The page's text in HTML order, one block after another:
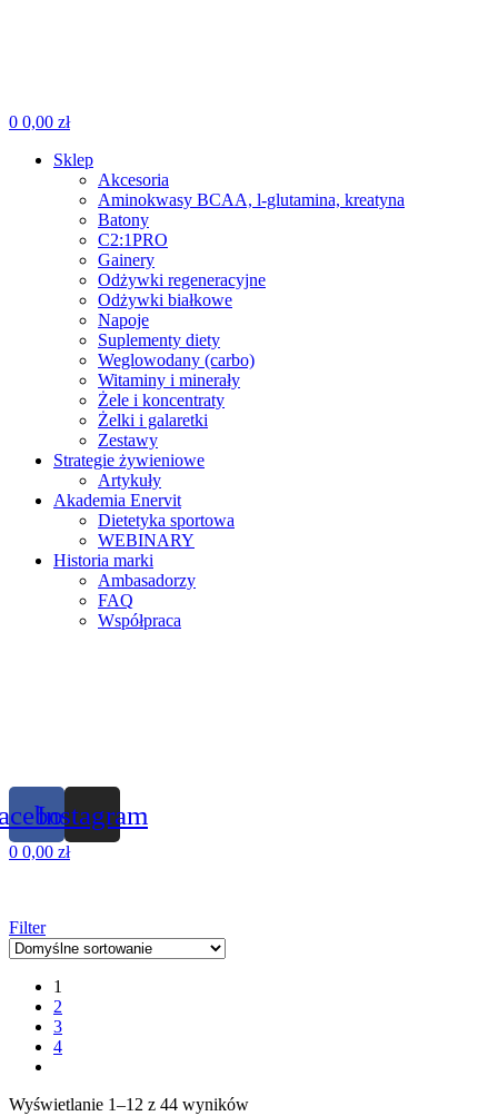
0 0,00 zł
Sklep
Akcesoria
Aminokwasy BCAA, l-glutamina, kreatyna
Batony
C2:1PRO
Gainery
Odżywki regeneracyjne
Odżywki białkowe
Napoje
Suplementy diety
Weglowodany (carbo)
Witaminy i minerały
Żele i koncentraty
Żelki i galaretki
Zestawy
Strategie żywieniowe
Artykuły
Akademia Enervit
Dietetyka sportowa
WEBINARY
Historia marki
Ambasadorzy
FAQ
Współpraca
Instagram
0 0,00 zł
Filter
1
2
3
4
Wyświetlanie 1–12 z 44 wyników